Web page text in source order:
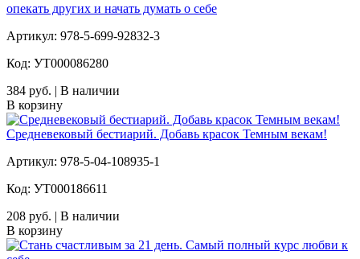
опекать других и начать думать о себе
Артикул: 978-5-699-92832-3
Код: УТ000086280
384 руб. | В наличии
В корзину
Средневековый бестиарий. Добавь красок Темным векам!
Артикул: 978-5-04-108935-1
Код: УТ000186611
208 руб. | В наличии
В корзину